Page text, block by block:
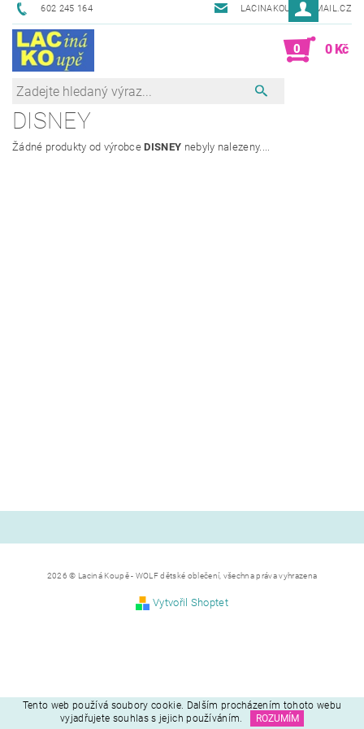
602 245 164 LACINAKOUPE@EMAIL.CZ
0 0 Kč
DISNEY
Žádné produkty od výrobceDISNEY nebyly nalezeny....
2026 © Laciná Koupě - WOLF dětské oblečení, všechna práva vyhrazena
Vytvořil Shoptet
Tento web používá soubory cookie. Dalším procházením tohoto webu
vyjadřujete souhlas s jejich používáním.
ROZUMÍM